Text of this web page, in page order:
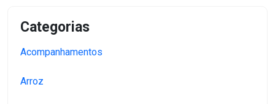
Categorias
Acompanhamentos
Arroz